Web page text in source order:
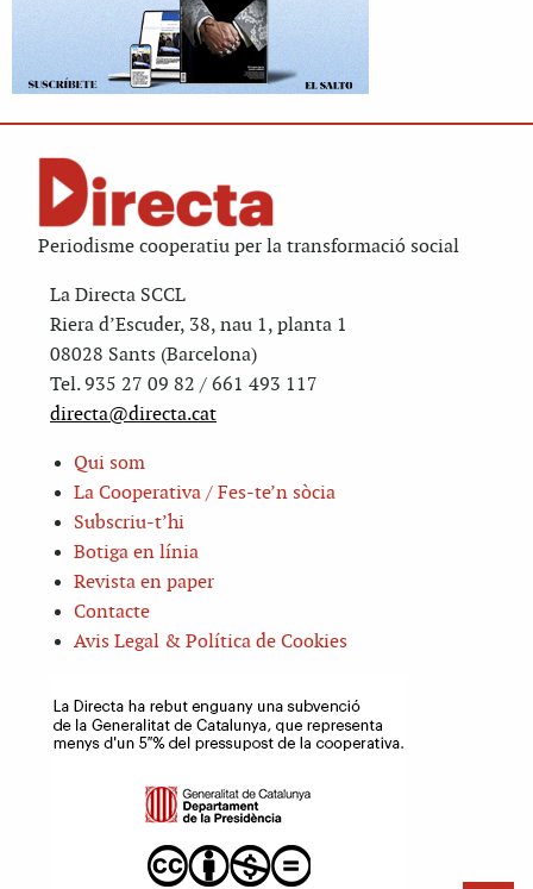
Periodisme cooperatiu per la transformació social
La Directa SCCL
Riera d’Escuder, 38, nau 1, planta 1
08028 Sants (Barcelona)
Tel. 935 27 09 82 / 661 493 117
directa@directa.cat
Qui som
La Cooperativa / Fes-te’n sòcia
Subscriu-t’hi
Botiga en línia
Revista en paper
Contacte
Avis Legal & Política de Cookies